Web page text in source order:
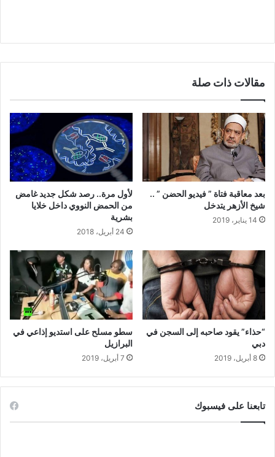
مقالات ذات صلة
بعد معاقبة فتاة ” فيديو الحضن ” ..
شيخ الأزهر يتدخل
14 يناير، 2019
لأول مرة.. رصد شكل جديد غامض
من الحمض النووي داخل خلايا
بشرية
24 أبريل، 2018
“حذاء” يقود صاحبه إلى السجن في
دبي
8 أبريل، 2019
سطو مسلح على استديو إذاعي في
البرازيل
7 أبريل، 2019
تابعنا على فيسبوك